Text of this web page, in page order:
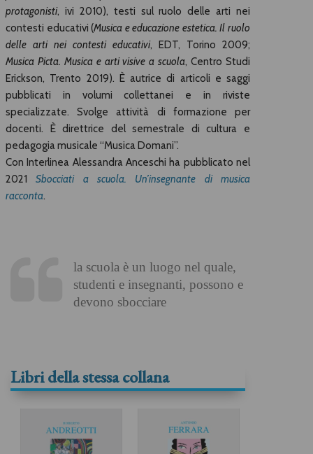
protagonisti, ivi 2010), testi sul ruolo delle arti nei
contesti educativi (Musica e educazione estetica. Il ruolo
delle arti nei contesti educativi, EDT, Torino 2009;
Musica Picta. Musica e arti visive a scuola, Centro Studi
Erickson, Trento 2019). È autrice di articoli e saggi
pubblicati in volumi collettanei e in riviste
specializzate. Svolge attività di formazione per
docenti. È direttrice del semestrale di cultura e
pedagogia musicale “Musica Domani”.
Con Interlinea Alessandra Anceschi ha pubblicato nel
2021Sbocciati a scuola. Un’insegnante di musica
racconta.
la scuola è un luogo nel quale,
studenti e insegnanti, possono e
devono sbocciare
Libri della stessa collana